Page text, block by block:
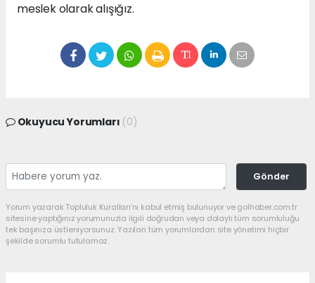
meslek olarak alışığız.
Okuyucu Yorumları (0)
Gönder
Yorum yazarak Topluluk Kuralları’nı kabul etmiş bulunuyor ve golhaber.com.tr
sitesine yaptığınız yorumunuzla ilgili doğrudan veya dolaylı tüm sorumluluğu
tek başınıza üstleniyorsunuz. Yazılan tüm yorumlardan site yönetimi hiçbir
şekilde sorumlu tutulamaz.